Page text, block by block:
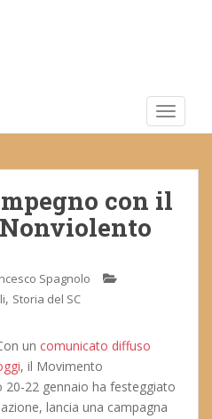
con il
Spagnolo
, Storia del SC
un comunicato diffuso
, il Movimento
22 gennaio ha festeggiato
lancia una campagna